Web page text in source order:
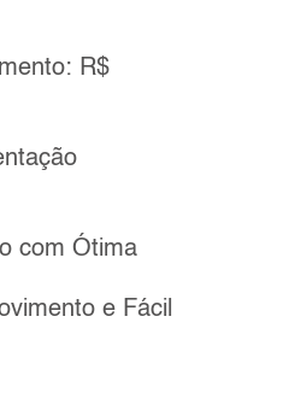
R$
com Ótima
e Fácil